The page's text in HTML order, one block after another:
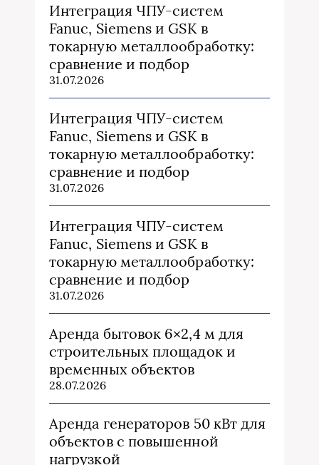
Интеграция ЧПУ-систем
Fanuc, Siemens и GSK в
токарную металлообработку:
сравнение и подбор
31.07.2026
Интеграция ЧПУ-систем
Fanuc, Siemens и GSK в
токарную металлообработку:
сравнение и подбор
31.07.2026
Интеграция ЧПУ-систем
Fanuc, Siemens и GSK в
токарную металлообработку:
сравнение и подбор
31.07.2026
Аренда бытовок 6×2,4 м для
строительных площадок и
временных объектов
28.07.2026
Аренда генераторов 50 кВт для
объектов с повышенной
нагрузкой